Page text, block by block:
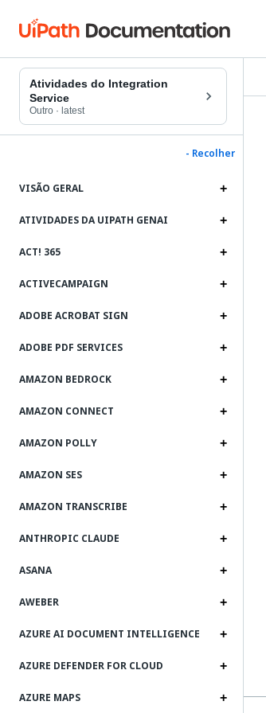
Atividades do Integration
Service
Outro · latest
- Recolher
VISÃO GERAL
ATIVIDADES DA UIPATH GENAI
ACT! 365
ACTIVECAMPAIGN
ADOBE ACROBAT SIGN
ADOBE PDF SERVICES
AMAZON BEDROCK
AMAZON CONNECT
AMAZON POLLY
AMAZON SES
AMAZON TRANSCRIBE
ANTHROPIC CLAUDE
ASANA
AWEBER
AZURE AI DOCUMENT INTELLIGENCE
AZURE DEFENDER FOR CLOUD
AZURE MAPS